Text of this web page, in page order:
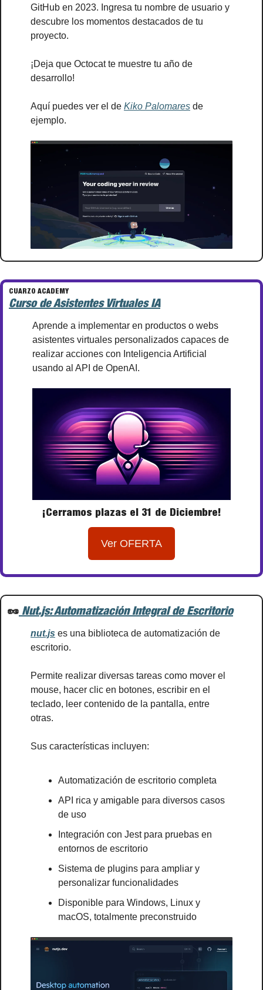
GitHub en 2023. Ingresa tu nombre de usuario y
descubre los momentos destacados de tu
proyecto.
¡Deja que Octocat te muestre tu año de
desarrollo!
Aquí puedes ver el de Kiko Palomares de
ejemplo.
CUARZO ACADEMY
Curso de Asistentes Virtuales IA
Aprende a implementar en productos o webs
asistentes virtuales personalizados capaces de
realizar acciones con Inteligencia Artificial
usando al API de OpenAI.
¡Cerramos plazas el 31 de Diciembre!
Ver OFERTA
🥜 Nut.js: Automatización Integral de Escritorio
nut.js es una biblioteca de automatización de
escritorio.
Permite realizar diversas tareas como mover el
mouse, hacer clic en botones, escribir en el
teclado, leer contenido de la pantalla, entre
otras.
Sus características incluyen:
Automatización de escritorio completa
API rica y amigable para diversos casos
de uso
Integración con Jest para pruebas en
entornos de escritorio
Sistema de plugins para ampliar y
personalizar funcionalidades
Disponible para Windows, Linux y
macOS, totalmente preconstruido